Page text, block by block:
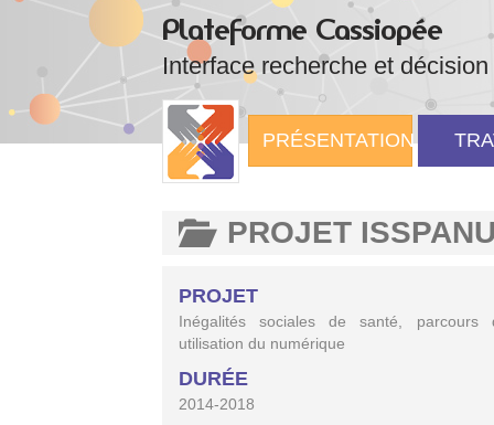
Plateforme Cassiopée
Interface recherche et
PRÉSENTATION
PROJET
PROJET
Inégalités sociales de santé,
utilisation du numérique
DURÉE
2014-2018